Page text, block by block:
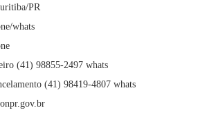
PR
whats
(41) 98855-2497 whats
(41) 98419-4807 whats